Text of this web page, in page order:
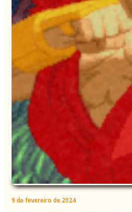
9 de fevereiro de 2024